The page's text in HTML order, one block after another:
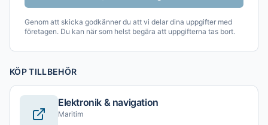
Genom att skicka godkänner du att vi delar dina uppgifter med
företagen. Du kan när som helst begära att uppgifterna tas bort.
KÖP TILLBEHÖR
Elektronik & navigation
Maritim